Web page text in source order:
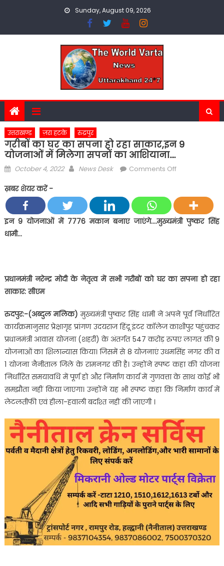
Sunday, August 09, 2026
उत्तराखण्ड ज़रा हटके रुद्रपुर
गरीबों का घर का सपना हो रहा साकार,इन 9
योजनाओं में मिलेगा सपनों का आशियाना….
Posted
October 4, 2022 Author
News Desk Comments Offon
घर
का
सपना
योजनाओं
सपनों
का
आशियाना….
ख़बर शेयर करें -
इन 9 योजनाओं में 7776 मकान बनाए जाएंगे….मुख्यमंत्री पुष्कर सिंह
धामी…
प्रधानमंत्री नरेन्द्र मोदी के नेतृत्व में सभी गरीबों को घर का सपना हो रहा
साकार: सीएम
रुदपुर:-(अब्दुल मलिक) मुख्यमंत्री पुष्कर सिंह धामी ने अपने पूर्व निर्धारित
कार्यक्रमानुसार प्रेक्षागृह प्रांगण उदयराज हिंदू इंटर कॉलेज काशीपुर पहुंचकर
प्रधानमंत्री आवास योजना (शहरी) के अंतर्गत 547 करोड़ रुपए लागत की 9
योजनाओं का शिलान्यास किया। जिसमें से 8 योजनाएं उधमसिंह नगर की व
1 योजना नैनीताल जिले के रामनगर की है। उन्होंने स्पष्ट कहा की योजना
निर्धारित समयावधि में पूर्ण हो और निर्माण कार्य में गुणवत्ता के साथ कोई भी
समझौता नहीं किया जाएगा। उन्होंने यह भी स्पष्ट कहा कि निर्माण कार्य में
लेटलतीफी एवं हीला-हवाली बर्दाश्त नहीं की जाएगी ।